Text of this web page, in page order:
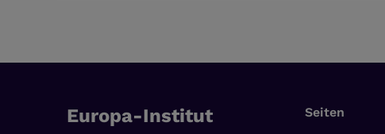
Europa-Institut Seiten